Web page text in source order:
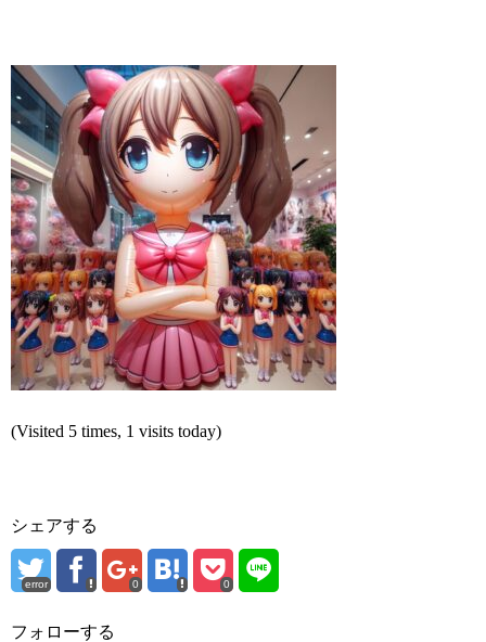
(Visited 5 times, 1 visits today)
シェアする
error 0 0
フォローする